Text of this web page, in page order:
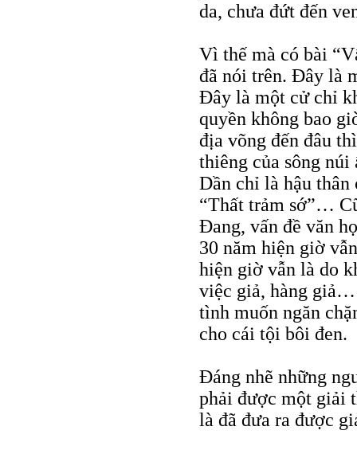
da, chưa đứt đến
Vì thế mà có bài
đã nói trên. Đây là
Đây là một cử chỉ
quyền không bao
địa võng đến đâu
thiêng của sông
Dần chỉ là hậu
“Thất trảm sớ”…
Đang, vấn đề văn
30 năm hiện giờ
hiện giờ vẫn là do
việc giả, hàng
tình muốn ngăn
cho cái tội bôi đen.
Đáng nhẽ những
phải được một giải
là đã đưa ra được